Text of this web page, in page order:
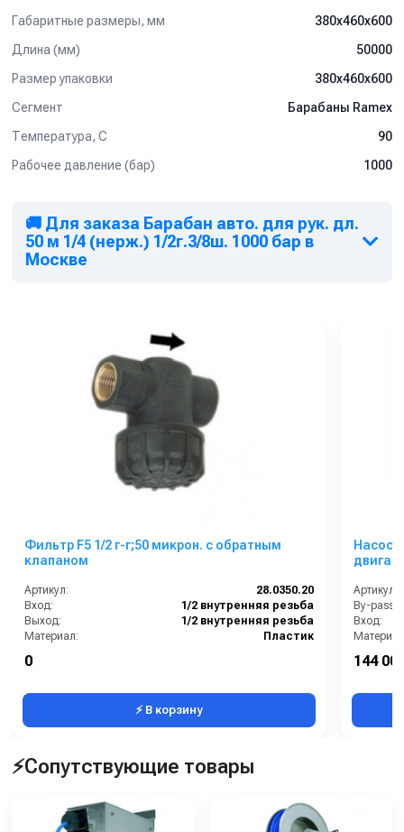
Габаритные размеры, мм
380x460x600
Длина (мм)
50000
Размер упаковки
380x460x600
Сегмент
Барабаны Ramex
Температура, C
90
Рабочее давление (бар)
1000
🚚 Для заказа Барабан авто. для рук. дл.
50 м 1/4 (нерж.) 1/2г.3/8ш. 1000 бар в
Москве
Фильтр F5 1/2 г-г;50 микрон. с обратным
клапаном
Артикул:
28.0350.20
Вход:
1/2 внутренняя резьба
Выход:
1/2 внутренняя резьба
Материал:
Пластик
В коробке:
0
⚡ В корзину
Насос
Артикул:
By-pass:
Вход:
144
⚡Сопутствующие товары